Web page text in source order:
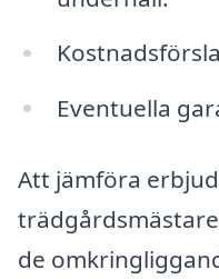
Eventuella
Att jämföra
de